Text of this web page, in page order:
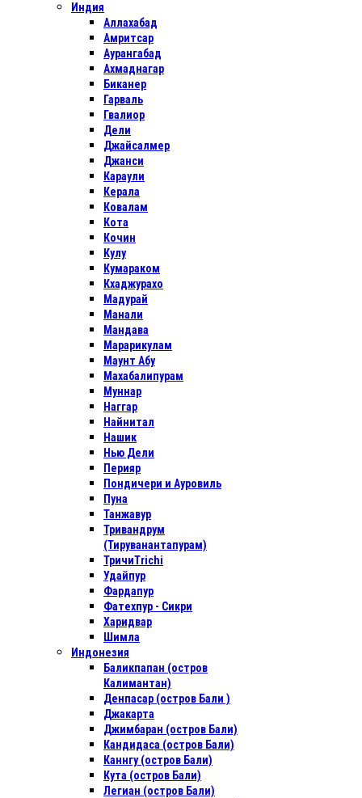
Индия
Аллахабад
Амритсар
Аурангабад
Ахмаднагар
Биканер
Гарваль
Гвалиор
Дели
Джайсалмер
Джанси
Караули
Керала
Ковалам
Кота
Кочин
Кулу
Кумараком
Кхаджурахо
Мадурай
Манали
Мандава
Марарикулам
Маунт Абу
Махабалипурам
Муннар
Наггар
Найнитал
Нашик
Нью Дели
Перияр
Пондичери и Ауровиль
Пуна
Танжавур
Тривандрум
(Тируванантапурам)
ТричиTrichi
Удайпур
Фардапур
Фатехпур - Сикри
Харидвар
Шимла
Индонезия
Баликпапан (остров
Калимантан)
Денпасар (остров Бали )
Джакарта
Джимбаран (остров Бали)
Кандидаса (остров Бали)
Каннгу (остров Бали)
Кута (остров Бали)
Легиан (остров Бали)